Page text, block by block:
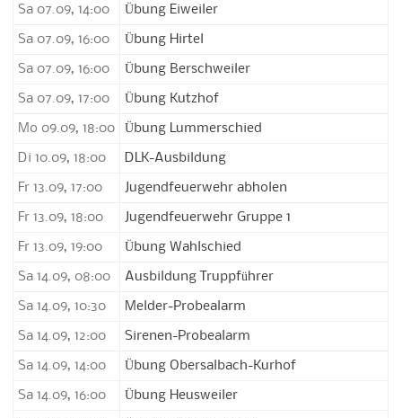
Sa 07.09, 14:00 Übung Eiweiler
Sa 07.09, 16:00 Übung Hirtel
Sa 07.09, 16:00 Übung Berschweiler
Sa 07.09, 17:00 Übung Kutzhof
Mo 09.09, 18:00 Übung Lummerschied
Di 10.09, 18:00 DLK-Ausbildung
Fr 13.09, 17:00 Jugendfeuerwehr abholen
Fr 13.09, 18:00 Jugendfeuerwehr Gruppe 1
Fr 13.09, 19:00 Übung Wahlschied
Sa 14.09, 08:00 Ausbildung Truppführer
Sa 14.09, 10:30 Melder-Probealarm
Sa 14.09, 12:00 Sirenen-Probealarm
Sa 14.09, 14:00 Übung Obersalbach-Kurhof
Sa 14.09, 16:00 Übung Heusweiler